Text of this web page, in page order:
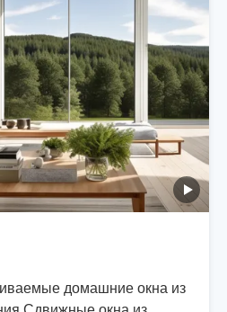
домашние окна из